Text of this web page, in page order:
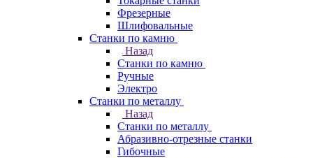
Фрезерные
Шлифовальные
Станки по камню
Назад
Станки по камню
Ручные
Электро
Станки по металлу
Назад
Станки по металлу
Абразивно-отрезные станки
Гибочные